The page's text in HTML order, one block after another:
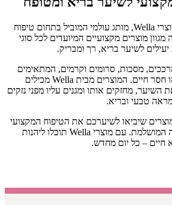
בקטגוריה זו תמצאו את מוצרי Wella, מותג עולמי המוביל בתחום טיפוח
מוצרים מקצועיים המיועדים לכל סוגי
לשיער בריא, רך ומבריק.
מסכות, סרומים וקרמים, המתאימים
לשיער יבש, פגום, צבוע או חסר חיים. המוצרים מבית Wella מכילים
השיער, מחזקים אותו ומגנים עליו מפני נזקים
טבעי ובריא.
שיביאו לשיערכם את הטיפוח המקצועי
ביותר, Wella היא הבחירה המושלמת. עם מוצרי Wella תוכלו ליהנות
חיים – כל יום מחדש.